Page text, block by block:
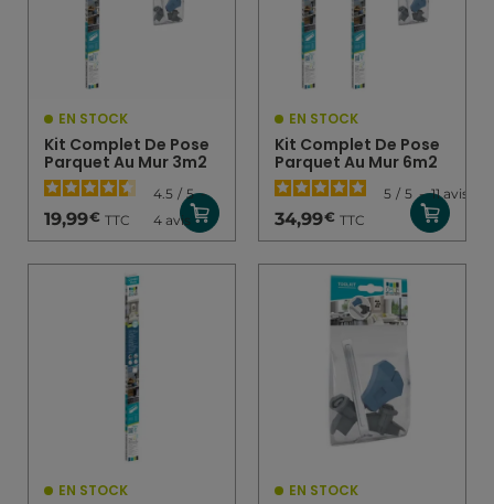
EN STOCK
Kit Complet De Pose
Parquet Au Mur 3m2
4.5 / 5-
4avis
19,99€ TTC
EN STOCK
Kit Complet De Pose
Parquet Au Mur 6m2
5 / 5 - 11avis
34,99€ TTC
EN STOCK EN STOCK